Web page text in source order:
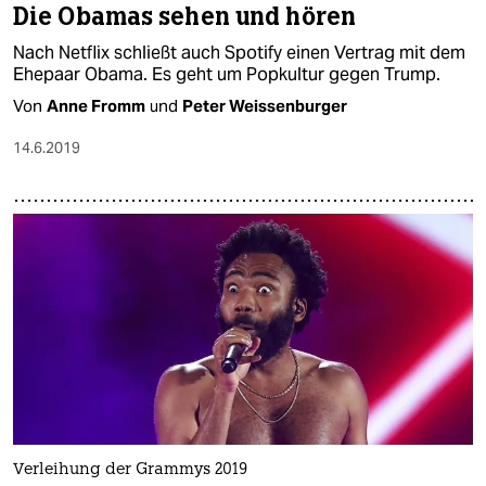
Die Obamas sehen und hören
Nach Netflix schließt auch Spotify einen Vertrag mit dem
Ehepaar Obama. Es geht um Popkultur gegen Trump.
Von Anne Fromm und Peter Weissenburger
14.6.2019
Verleihung der Grammys 2019